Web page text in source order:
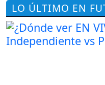
LO ÚLTIMO EN